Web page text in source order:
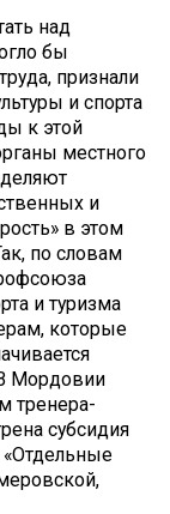
над
бы
признали
и спорта
к этой
местного
и
в этом
по словам
и туризма
которые
Мордовии
тренера-
субсидия
«Отдельные